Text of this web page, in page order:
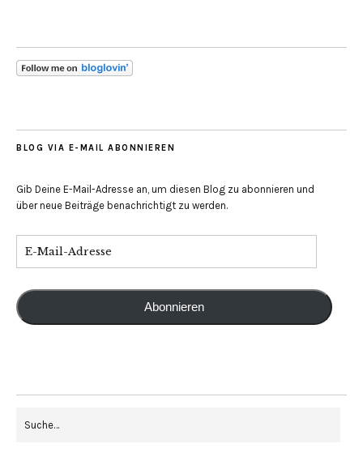
BLOG VIA E-MAIL ABONNIEREN
Gib Deine E-Mail-Adresse an, um diesen Blog zu abonnieren und
über neue Beiträge benachrichtigt zu werden.
Abonnieren